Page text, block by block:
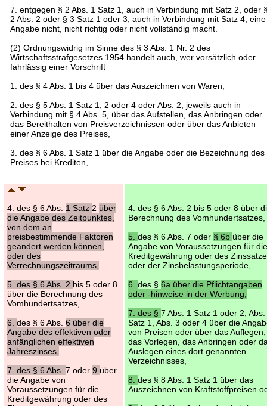
7. entgegen § 2 Abs. 1 Satz 1, auch in Verbindung mit Satz 2, oder
2 Abs. 2 oder § 3 Satz 1 oder 3, auch in Verbindung mit Satz 4, eine
Angabe nicht, nicht richtig oder nicht vollständig macht.
(2) Ordnungswidrig im Sinne des § 3 Abs. 1 Nr. 2 des
Wirtschaftsstrafgesetzes 1954 handelt auch, wer vorsätzlich oder
fahrlässig einer Vorschrift
1. des § 4 Abs. 1 bis 4 über das Auszeichnen von Waren,
2. des § 5 Abs. 1 Satz 1, 2 oder 4 oder Abs. 2, jeweils auch in
Verbindung mit § 4 Abs. 5, über das Aufstellen, das Anbringen oder
das Bereithalten von Preisverzeichnissen oder über das Anbieten
einer Anzeige des Preises,
3. des § 6 Abs. 1 Satz 1 über die Angabe oder die Bezeichnung des
Preises bei Krediten,
4. des § 6 Abs. 1 Satz 2 über
die Angabe des Zeitpunktes,
von dem an
preisbestimmende Faktoren
geändert werden können,
oder des
Verrechnungszeitraums,
5. des § 6 Abs. 2 bis 5 oder 8
über die Berechnung des
Vomhundertsatzes,
6.des § 6 Abs.6 über die
Angabe des effektiven oder
anfänglichen effektiven
Jahreszinses,
7. des § 6 Abs.7 oder9 über
die Angabe von
Voraussetzungen für die
Kreditgewährung oder des
4. des § 6 Abs. 2 bis 5 oder 8 über
Berechnung des Vomhundertsatzes,
5.des § 6 Abs. 7 oder § 6b über die
Angabe von Voraussetzungen für
Kreditgewährung oder des
oder der Zinsbelastungsperiode,
6.des §6a über die Pflichtangaben
oder -hinweise in der Werbung,
7. des §7 Abs. 1 Satz 1 oder 2,
Satz 1, Abs. 3 oder 4 über die
von Preisen oder über das Auflegen,
das Vorlegen, das Anbringen oder
Auslegen eines dort genannten
Verzeichnisses,
8.des § 8 Abs. 1 Satz 1 über das
Auszeichnen von Kraftstoffpreisen